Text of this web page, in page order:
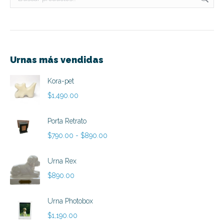
Urnas más vendidas
Kora-pet
$1,490.00
Porta Retrato
$790.00 - $890.00
Urna Rex
$890.00
Urna Photobox
$1,190.00